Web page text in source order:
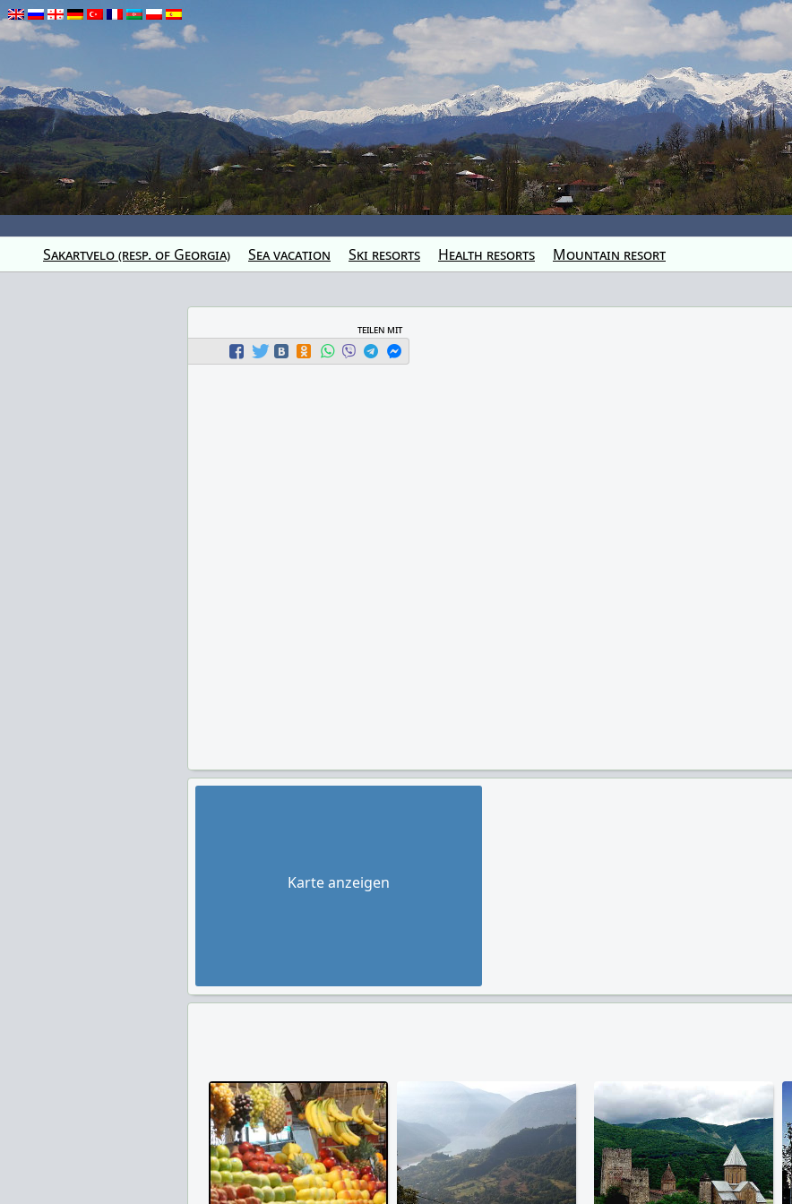
Sakartvelo (resp. of Georgia) Sea vacation Ski resorts Health resorts Mountain resort
teilen mit
Karte anzeigen